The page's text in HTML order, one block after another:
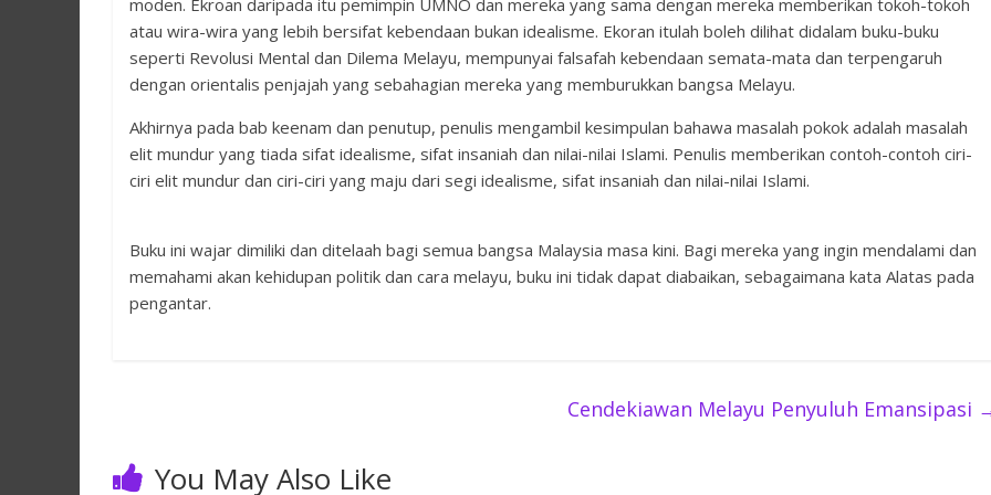
moden. Ekroan daripada itu pemimpin UMNO dan mereka yang sama dengan mereka memberikan tokoh-tokoh
atau wira-wira yang lebih bersifat kebendaan bukan idealisme. Ekoran itulah boleh dilihat didalam buku-buku
seperti Revolusi Mental dan Dilema Melayu, mempunyai falsafah kebendaan semata-mata dan terpengaruh
dengan orientalis penjajah yang sebahagian mereka yang memburukkan bangsa Melayu.
Akhirnya pada bab keenam dan penutup, penulis mengambil kesimpulan bahawa masalah pokok adalah masalah
elit mundur yang tiada sifat idealisme, sifat insaniah dan nilai-nilai Islami. Penulis memberikan contoh-contoh ciri-
ciri elit mundur dan ciri-ciri yang maju dari segi idealisme, sifat insaniah dan nilai-nilai Islami.
Buku ini wajar dimiliki dan ditelaah bagi semua bangsa Malaysia masa kini. Bagi mereka yang ingin mendalami dan
memahami akan kehidupan politik dan cara melayu, buku ini tidak dapat diabaikan, sebagaimana kata Alatas pada
pengantar.
Cendekiawan Melayu Penyuluh Emansipasi
You May Also Like